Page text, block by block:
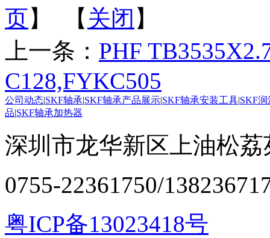
页】 【 关闭 】
上一条： PHF
C128,FYKC505
公司动态|SKF轴承|SKF轴承产品展示|SKF轴承安装工具|SKF
品|SKF轴承加热器
深圳市龙华新区上油松
0755-22361750/
粤ICP备13023418号